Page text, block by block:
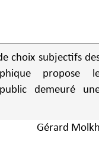
choix subjectifs
propose
demeuré
Gérard